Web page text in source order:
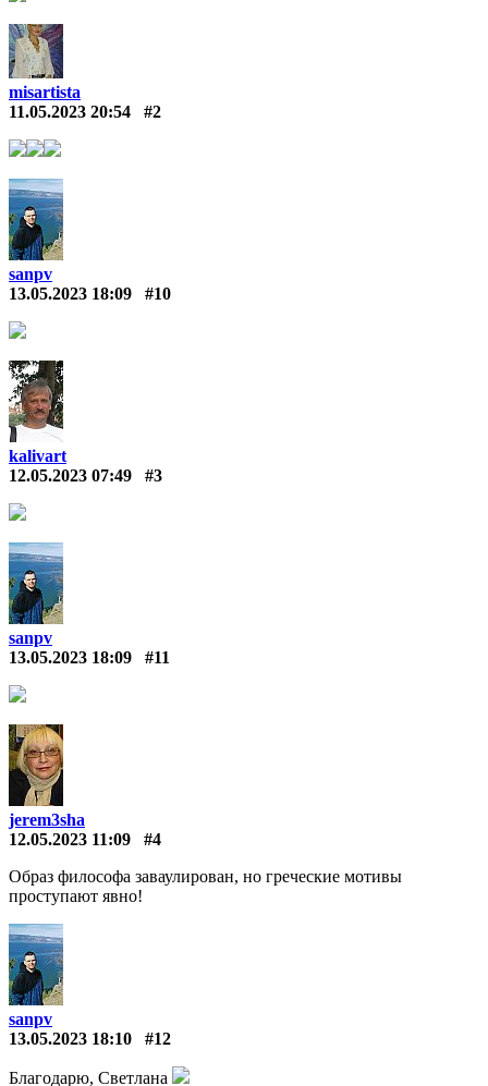
misartista
11.05.2023 20:54
#2
sanpv
13.05.2023 18:09
#10
kalivart
12.05.2023 07:49
#3
sanpv
13.05.2023 18:09
#11
jerem3sha
12.05.2023 11:09
#4
Образ философа заваулирован, но греческие мотивы
проступают явно!
sanpv
13.05.2023 18:10
#12
Благодарю, Светлана